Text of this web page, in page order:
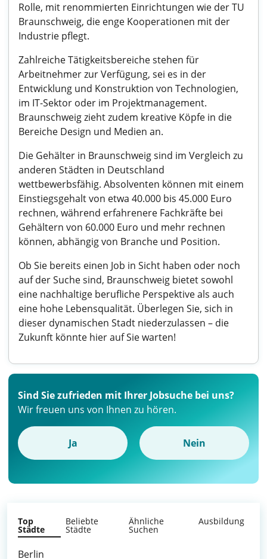
Rolle, mit renommierten Einrichtungen wie der TU
Braunschweig, die enge Kooperationen mit der
Industrie pflegt.
Zahlreiche Tätigkeitsbereiche stehen für
Arbeitnehmer zur Verfügung, sei es in der
Entwicklung und Konstruktion von Technologien,
im IT-Sektor oder im Projektmanagement.
Braunschweig zieht zudem kreative Köpfe in die
Bereiche Design und Medien an.
Die Gehälter in Braunschweig sind im Vergleich zu
anderen Städten in Deutschland
wettbewerbsfähig. Absolventen können mit einem
Einstiegsgehalt von etwa 40.000 bis 45.000 Euro
rechnen, während erfahrenere Fachkräfte bei
Gehältern von 60.000 Euro und mehr rechnen
können, abhängig von Branche und Position.
Ob Sie bereits einen Job in Sicht haben oder noch
auf der Suche sind, Braunschweig bietet sowohl
eine nachhaltige berufliche Perspektive als auch
eine hohe Lebensqualität. Überlegen Sie, sich in
dieser dynamischen Stadt niederzulassen – die
Zukunft könnte hier auf Sie warten!
Sind Sie zufrieden mit Ihrer Jobsuche bei uns?
Wir freuen uns von Ihnen zu hören.
Ja Nein
Top
Städte
Beliebte
Städte
Ähnliche
Suchen
Ausbildung
Berlin